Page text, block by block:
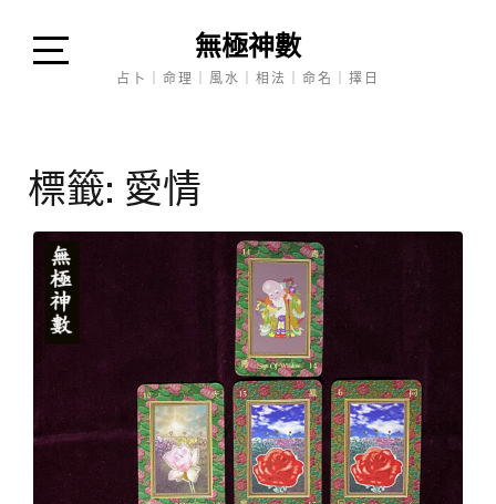
無極神數
占卜｜命理｜風水｜相法｜命名｜擇日
標籤: 愛情